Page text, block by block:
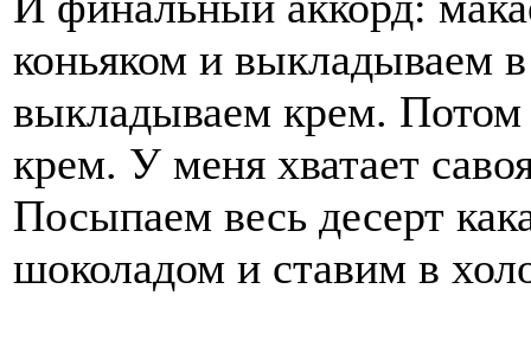
коньяком и выкладываем
выкладываем крем. Потом
крем. У меня хватает
Посыпаем весь десерт
шоколадом и ставим в